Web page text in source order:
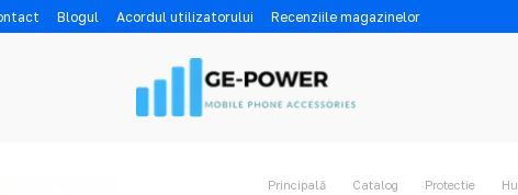
Blogul Acordul utilizatorului Recenziile magazinelor
Principală Catalog Protectie